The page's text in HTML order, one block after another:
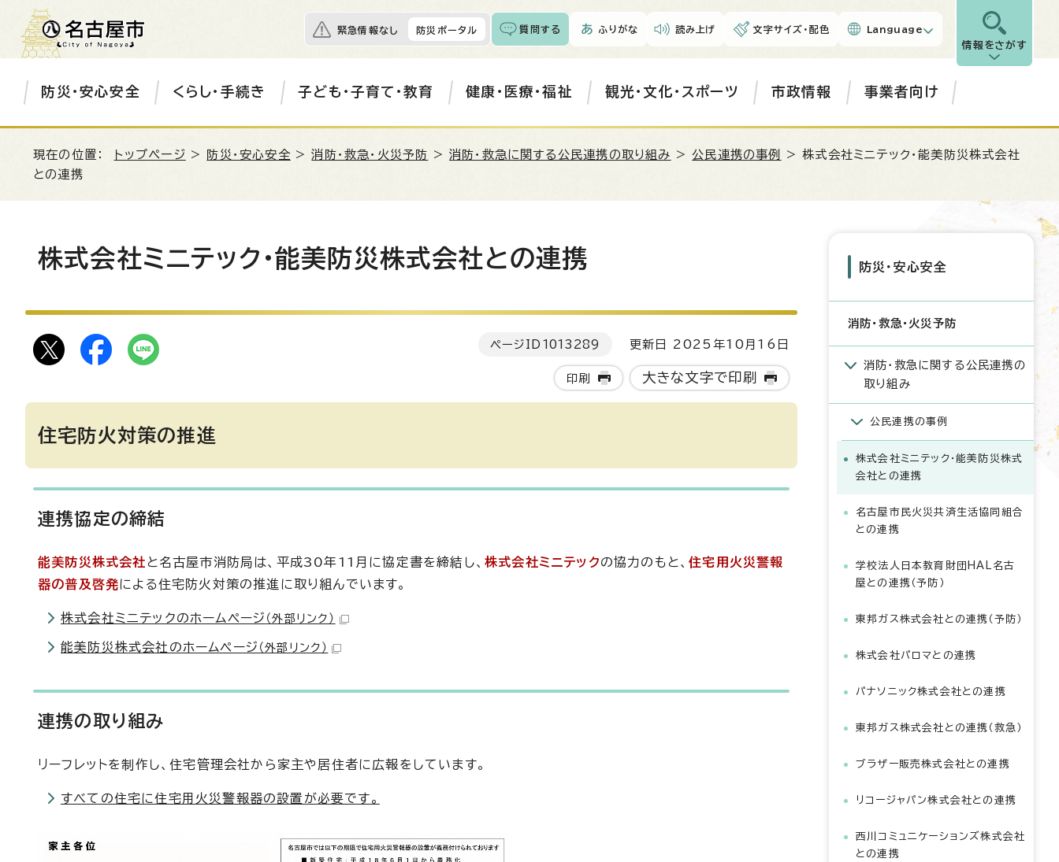
緊急情報なし 防災ポータル 質問する ふりがな 読み上げ 文字サイズ・配色 Language
情報をさがす
防災・安心安全 くらし・手続き 子ども・子育て・教育 健康・医療・福祉 観光・文化・スポーツ 市政情報 事業者向け
現在の位置： トップページ > 防災・安心安全>消防・救急・火災予防 >消防・救急に関する公民連携の取り組み >公民連携の事例
> 株式会社ミニテック・能美防災株式会社
との連携
株式会社ミニテック・能美防災株式会社との連携
ページID 1013289 更新日 2025年10月16日
印刷 大きな文字で印刷
住宅防火対策の推進
連携協定の締結
能美防災株式会社 と名古屋市消防局は、平成30年11月に協定書を締結し、株式会社ミニテックの協力のもと、住宅用火災警報
器の普及啓発による住宅防火対策の推進に取り組んでいます。
株式会社ミニテックのホームページ （外部リンク）
能美防災株式会社のホームページ （外部リンク）
連携の取り組み
リーフレットを制作し、住宅管理会社から家主や居住者に広報をしています。
すべての住宅に住宅用火災警報器の設置が必要です。
防災・安心安全
消防・救急・火災予防
消防・救急に関する公民連携の
取り組み
公民連携の事例
株式会社ミニテック・能美防災株式
会社との連携
名古屋市民火災共済生活協同組合
との連携
学校法人日本教育財団HAL名古
屋との連携（予防）
東邦ガス株式会社との連携（予防）
株式会社パロマとの連携
パナソニック株式会社との連携
東邦ガス株式会社との連携（救急）
ブラザー販売株式会社との連携
リコージャパン株式会社との連携
西川コミュニケーションズ株式会社
との連携